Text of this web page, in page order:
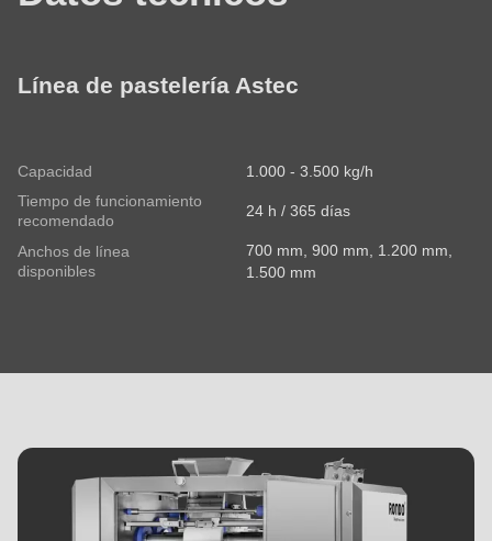
Línea de pastelería Astec
Capacidad
1.000 - 3.500 kg/h
Tiempo de funcionamiento
recomendado
24 h / 365 días
Anchos de línea
disponibles
700 mm, 900 mm, 1.200 mm,
1.500 mm
múltiple